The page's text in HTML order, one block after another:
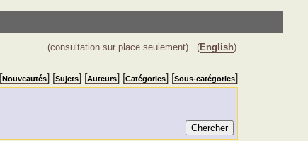
(consultation sur place seulement) (English)
[Nouveautés] [Sujets] [Auteurs] [Catégories] [Sous-catégories]